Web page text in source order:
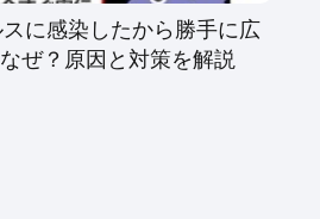
に感染したから勝手に広
ぜ？原因と対策を解説